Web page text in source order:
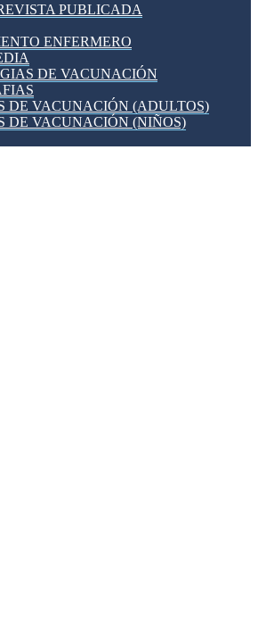
PUBLICADA
ENFERMERO
DE VACUNACIÓN
DE VACUNACIÓN (ADULTOS)
DE VACUNACIÓN (NIÑOS)